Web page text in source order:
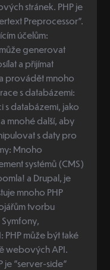
stránek. PHP je
Preprocessor".
účelům:
generovat
a přijímat
provádět mnoho
s databázemi:
s databázemi, jako
mnohé další, aby
s daty pro
Mnoho
systémů (CMS)
a Drupal, je
mnoho PHP
tvorbu
PHP může být také
webových API.
je "server-side"